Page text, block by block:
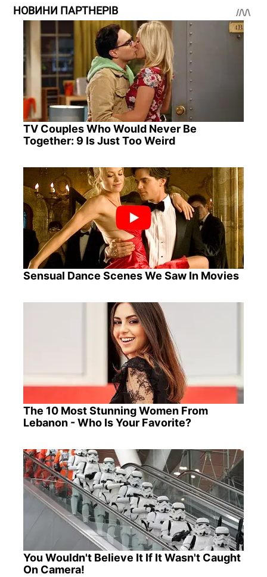
НОВИНИ ПАРТНЕРІВ
TV Couples Who Would Never Be
Together: 9 Is Just Too Weird
Sensual Dance Scenes We Saw In Movies
The 10 Most Stunning Women From
Lebanon - Who Is Your Favorite?
You Wouldn't Believe It If It Wasn't Caught
On Camera!